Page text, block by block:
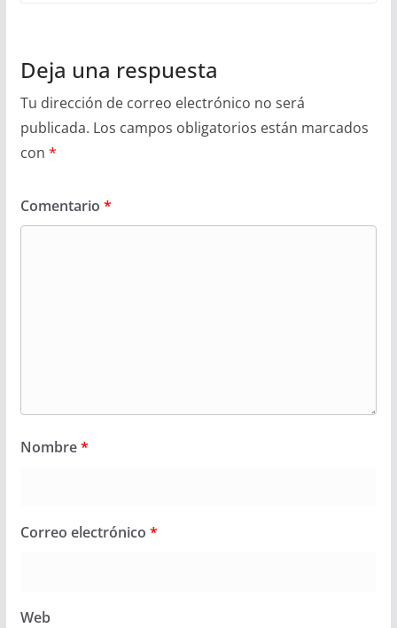
Deja una respuesta
Tu dirección de correo electrónico no será
publicada. Los campos obligatorios están marcados
con *
Comentario *
Nombre*
Correo electrónico *
Web